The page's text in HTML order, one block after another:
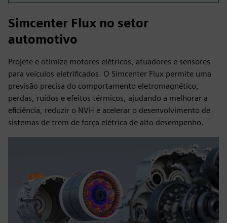
Simcenter Flux no setor
automotivo
Projete e otimize motores elétricos, atuadores e sensores
para veículos eletrificados. O Simcenter Flux permite uma
previsão precisa do comportamento eletromagnético,
perdas, ruídos e efeitos térmicos, ajudando a melhorar a
eficiência, reduzir o NVH e acelerar o desenvolvimento de
sistemas de trem de força elétrica de alto desempenho.